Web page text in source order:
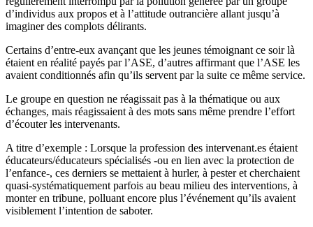
d’individus aux propos et à l’attitude outrancière allant jusqu’à
imaginer des complots délirants.
Certains d’entre-eux avançant que les jeunes témoignant ce soir là
étaient en réalité payés par l’ASE, d’autres affirmant que l’ASE les
avaient conditionnés afin qu’ils servent par la suite ce même service.
Le groupe en question ne réagissait pas à la thématique ou aux
échanges, mais réagissaient à des mots sans même prendre l’effort
d’écouter les intervenants.
A titre d’exemple : Lorsque la profession des intervenant.es étaient
éducateurs/éducateurs spécialisés -ou en lien avec la protection de
l’enfance-, ces derniers se mettaient à hurler, à pester et cherchaient
quasi-systématiquement parfois au beau milieu des interventions, à
monter en tribune, polluant encore plus l’événement qu’ils avaient
visiblement l’intention de saboter.